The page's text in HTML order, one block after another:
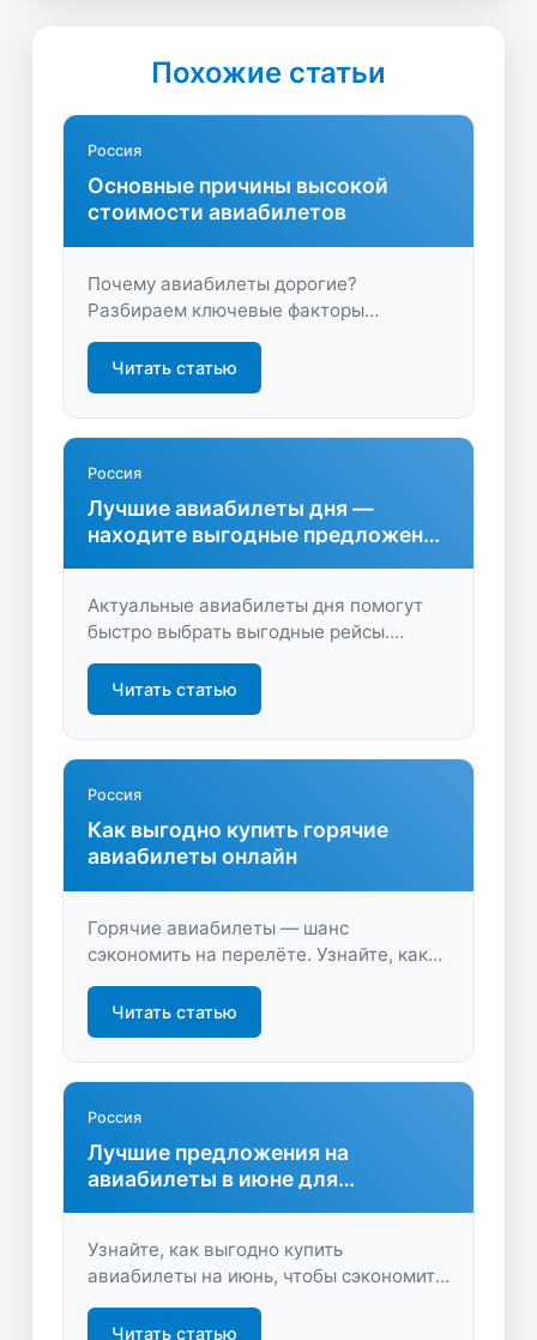
Похожие статьи
Россия
Основные причины высокой
стоимости авиабилетов
Почему авиабилеты дорогие?
Разбираем ключевые факторы
как найти выгодные предложения.
Узнайте, от чего зависит стоимость
Читать статью
Россия
Лучшие авиабилеты дня —
находите выгодные предложения
Актуальные авиабилеты дня помогут
быстро выбрать выгодные рейсы.
Сравните цены, найдите специальные
предложения и планируйте
путешествия с максимальной выгодой.
Читать статью
Россия
Как выгодно купить горячие
авиабилеты онлайн
Горячие авиабилеты — шанс
сэкономить на перелёте. Узнайте, как
чтобы путешествовать выгодно.
Откройте для себя удобный поиск и
Читать статью
Россия
Лучшие предложения на
авиабилеты в июне для
Узнайте, как выгодно купить
авиабилеты на июнь, чтобы сэкономить
на путешествии. Советы, акции и
актуальные направления ждут вас —
Читать статью